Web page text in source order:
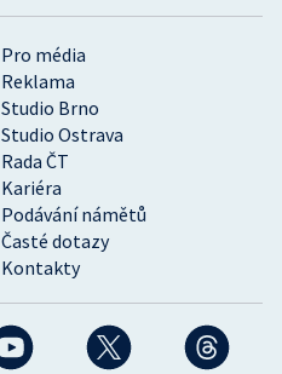
Pro média
Reklama
Studio Brno
Studio Ostrava
Rada ČT
Kariéra
Podávání námětů
Časté dotazy
Kontakty